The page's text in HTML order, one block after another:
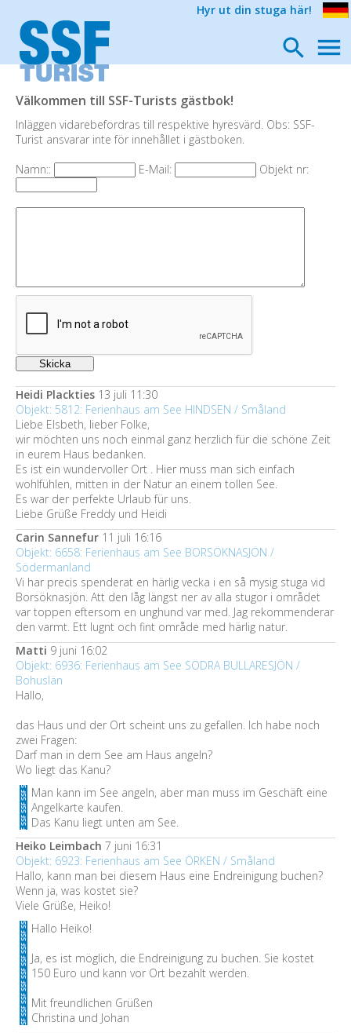
Hyr ut din stuga här!
Välkommen till SSF-Turists gästbok!
Inläggen vidarebefordras till respektive hyresvärd. Obs: SSF-
Turist ansvarar inte för innehållet i gästboken.
Namn::
E-Mail: Objekt nr:
Heidi Plackties 13 juli 11:30
Objekt: 5812: Ferienhaus am See HINDSEN / Småland
Liebe Elsbeth, lieber Folke,
wir möchten uns noch einmal ganz herzlich für die schöne Zeit
in eurem Haus bedanken.
Es ist ein wundervoller Ort . Hier muss man sich einfach
wohlfühlen, mitten in der Natur an einem tollen See.
Es war der perfekte Urlaub für uns.
Liebe Grüße Freddy und Heidi
Carin Sannefur 11 juli 16:16
Objekt: 6658: Ferienhaus am See BORSÖKNASJÖN /
Södermanland
Vi har precis spenderat en härlig vecka i en så mysig stuga vid
Borsöknasjön. Att den låg längst ner av alla stugor i området
var toppen eftersom en unghund var med. Jag rekommenderar
den varmt. Ett lugnt och fint område med härlig natur.
Matti 9 juni 16:02
Objekt: 6936: Ferienhaus am See SÖDRA BULLARESJÖN /
Bohuslän
Hallo,
das Haus und der Ort scheint uns zu gefallen. Ich habe noch
zwei Fragen:
Darf man in dem See am Haus angeln?
Wo liegt das Kanu?
Man kann im See angeln, aber man muss im Geschäft eine
Angelkarte kaufen.
Das Kanu liegt unten am See.
Heiko Leimbach 7 juni 16:31
Objekt: 6923: Ferienhaus am See ÖRKEN / Småland
Hallo, kann man bei diesem Haus eine Endreinigung buchen?
Wenn ja, was kostet sie?
Viele Grüße, Heiko!
Hallo Heiko!
Ja, es ist möglich, die Endreinigung zu buchen. Sie kostet
150 Euro und kann vor Ort bezahlt werden.
Mit freundlichen Grüßen
Christina und Johan